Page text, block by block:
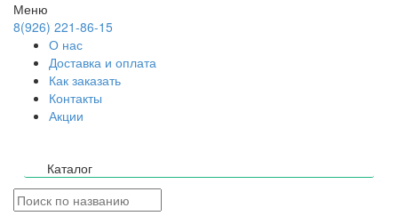
Меню
8(926) 221-86-15
О нас
Доставка и оплата
Как заказать
Контакты
Акции
Каталог